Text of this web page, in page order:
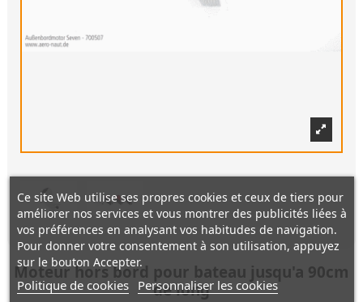
Moteur hors bord pour bateau jusqu'a 90cm
de long
Ce site Web utilise ses propres cookies et ceux de tiers pour
améliorer nos services et vous montrer des publicités liées à
vos préférences en analysant vos habitudes de navigation.
Pour donner votre consentement à son utilisation, appuyez
sur le bouton Accepter.
Politique de cookies Personnaliser les cookies